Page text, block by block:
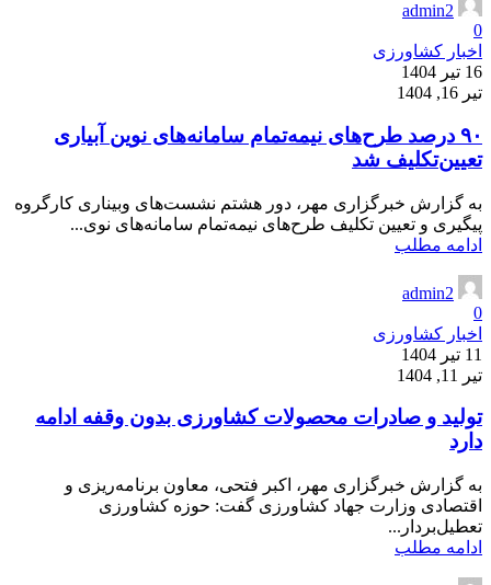
admin2
0
اخبار کشاورزی
16 تیر 1404
تیر 16, 1404
۹۰ درصد طرح‌های نیمه‌تمام سامانه‌های نوین آبیاری
تعیین‌تکلیف شد
به گزارش خبرگزاری مهر، دور هشتم نشست‌های وبیناری کارگروه
پیگیری و تعیین تکلیف طرح‌های نیمه‌تمام سامانه‌های نوی...
ادامه مطلب
admin2
0
اخبار کشاورزی
11 تیر 1404
تیر 11, 1404
تولید و صادرات محصولات کشاورزی بدون وقفه ادامه
دارد
به گزارش خبرگزاری مهر، اکبر فتحی، معاون برنامه‌ریزی و
اقتصادی وزارت جهاد کشاورزی گفت: حوزه کشاورزی
تعطیل‌بردار...
ادامه مطلب